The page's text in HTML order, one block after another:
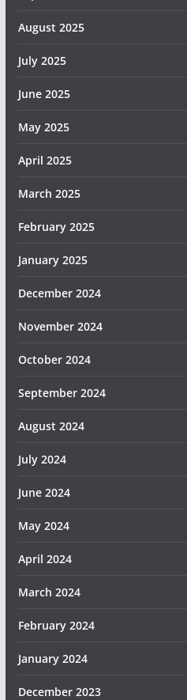
August 2025
July 2025
June 2025
May 2025
April 2025
March 2025
February 2025
January 2025
December 2024
November 2024
October 2024
September 2024
August 2024
July 2024
June 2024
May 2024
April 2024
March 2024
February 2024
January 2024
December 2023